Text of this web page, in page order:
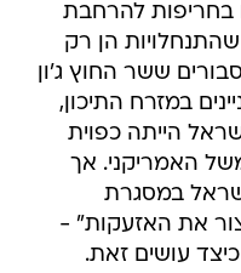
בחריפות להרחבת
הן רק
ששר החוץ ג'ון
במזרח התיכון,
הייתה כפוית
האמריקני. אך
במסגרת
את האזעקות" -
עושים זאת.